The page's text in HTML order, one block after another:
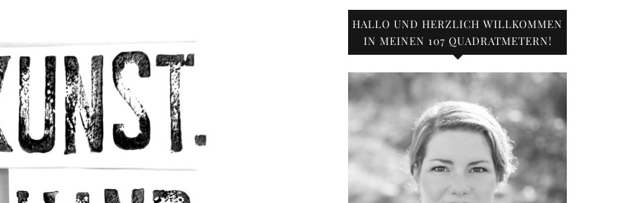
HALLO UND HERZLICH WILLKOMMEN
IN MEINEN 107 QUADRATMETERN!